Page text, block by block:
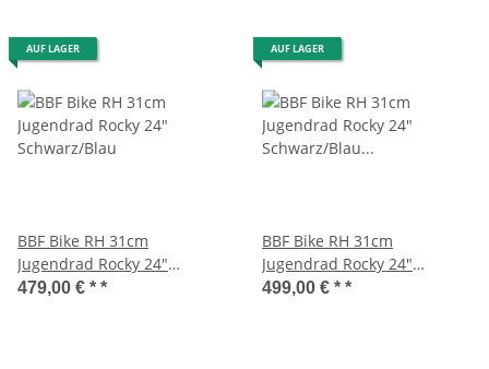
AUF LAGER
BBF Bike RH 31cm
Jugendrad Rocky 24"
Schwarz/Blau
479,00 € * *
AUF LAGER
BBF Bike RH 31cm
Jugendrad Rocky 24"
Schwarz/Blau Gepäcktäger
499,00 € * *